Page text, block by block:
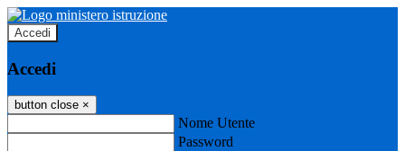
Accedi
Accedi
button close ×
Nome Utente
Password